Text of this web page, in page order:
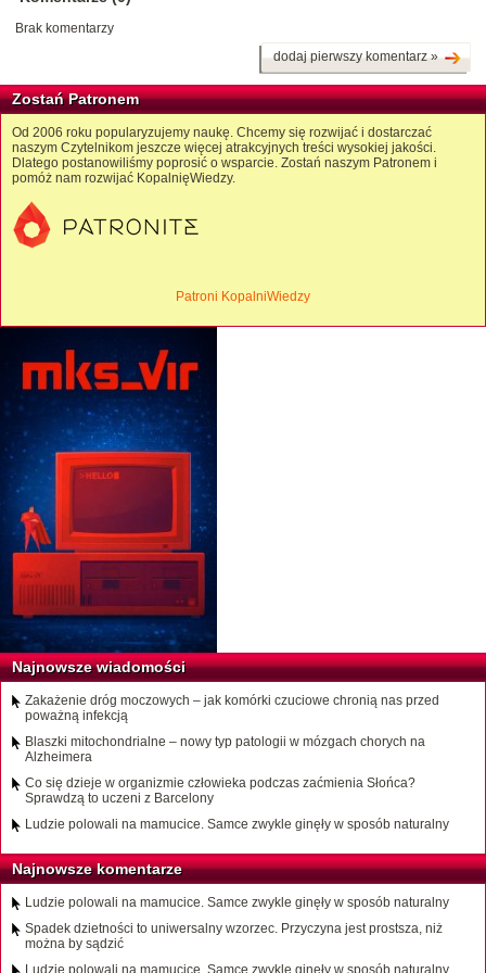
Brak komentarzy
dodaj pierwszy komentarz »
Zostań Patronem
Od 2006 roku popularyzujemy naukę. Chcemy się rozwijać i dostarczać
naszym Czytelnikom jeszcze więcej atrakcyjnych treści wysokiej jakości.
Dlatego postanowiliśmy poprosić o wsparcie. Zostań naszym Patronem i
pomóż nam rozwijać KopalnięWiedzy.
Patroni KopalniWiedzy
Najnowsze wiadomości
Zakażenie dróg moczowych – jak komórki czuciowe chronią nas przed
poważną infekcją
Blaszki mitochondrialne – nowy typ patologii w mózgach chorych na
Alzheimera
Co się dzieje w organizmie człowieka podczas zaćmienia Słońca?
Sprawdzą to uczeni z Barcelony
Ludzie polowali na mamucice. Samce zwykle ginęły w sposób naturalny
Najnowsze komentarze
Ludzie polowali na mamucice. Samce zwykle ginęły w sposób naturalny
Spadek dzietności to uniwersalny wzorzec. Przyczyna jest prostsza, niż
można by sądzić